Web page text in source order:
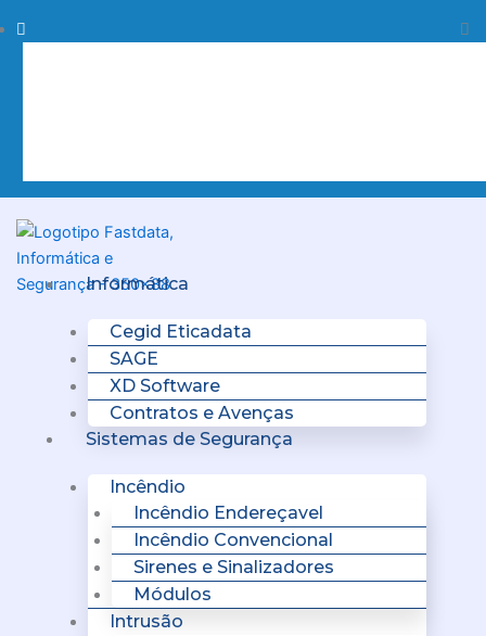
to
Procurar
Informática
Cegid Eticadata
SAGE
XD Software
Contratos e Avenças
Sistemas de Segurança
Incêndio
Incêndio Endereçavel
Incêndio Convencional
Sirenes e Sinalizadores
Módulos
Intrusão
Menu